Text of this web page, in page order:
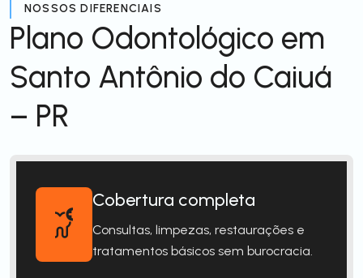
NOSSOS DIFERENCIAIS
Plano Odontológico em
Santo Antônio do Caiuá
– PR
Cobertura completa
Consultas, limpezas, restaurações e
tratamentos básicos sem burocracia.